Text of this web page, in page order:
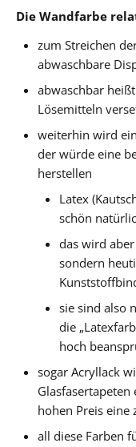
Die Wandfarbe
zum Streichen
abwaschbare
abwaschbar
Lösemitteln
weiterhin wird
der würde eine
herstellen
Latex
schön
das wird
sondern
sie sind also
die
hoch
sogar Acryllack
hohen Preis eine
all diese Farben